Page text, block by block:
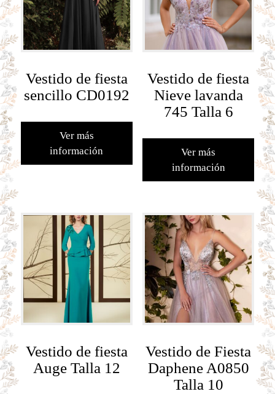
Vestido de fiesta
sencillo CD0192
Ver más
información
Vestido de fiesta
Nieve lavanda
745 Talla 6
Ver más
información
Vestido de fiesta
Auge Talla 12
Vestido de Fiesta
Daphene A0850
Talla 10